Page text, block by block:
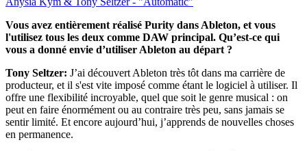
Vous avez entièrement réalisé Purity dans Ableton, et vous
l'utilisez tous les deux comme DAW principal. Qu’est-ce qui
vous a donné envie d’utiliser Ableton au départ ?
Tony Seltzer: J’ai découvert Ableton très tôt dans ma carrière de
producteur, et il s'est vite imposé comme étant le logiciel à utiliser. Il
offre une flexibilité incroyable, quel que soit le genre musical : on
peut en faire énormément ou au contraire très peu, sans jamais se
sentir limité. Et encore aujourd’hui, j’apprends de nouvelles choses
en permanence.